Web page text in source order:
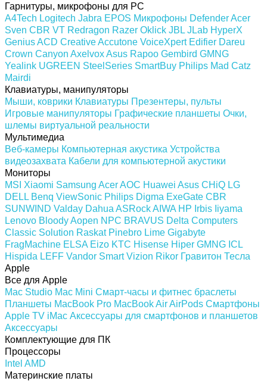
Гарнитуры, микрофоны для PC
A4Tech Logitech Jabra EPOS Микрофоны DefenderAcer
Sven CBR VT Redragon Razer Oklick JBL JLab HyperX
GeniusACD CreativeAccutone VoiceXpert Edifier Dareu
Crown Canyon AxelvoxAsus Rapoo Gembird GMNG
Yealink UGREEN SteelSeries SmartBuy Philips Mad Catz
Mairdi
Клавиатуры, манипуляторы
Мыши, коврики Клавиатуры Презентеры, пульты
Игровые манипуляторы Графические планшеты Очки,
шлемы виртуальной реальности
Мультимедиа
Веб-камеры Компьютерная акустика Устройства
видеозахвата Кабели для компьютерной акустики
Мониторы
MSI Xiaomi Samsung AcerAOC Huawei Asus CHiQ LG
DELL Benq ViewSonic Philips Digma ExeGate CBR
SUNWIND Valday Dahua ASRockAIWA HP Irbis Iiyama
Lenovo BloodyAopen NPC BRAVUS Delta Computers
Classic Solution Raskat Pinebro Lime Gigabyte
FragMachine ELSA Eizo KTC Hisense Hiper GMNG ICL
Hispida LEFF Vandor Smart Vizion Rikor Гравитон Тесла
Apple
Все для Apple
Mac Studio Mac Mini Смарт-часы и фитнес браслеты
Планшеты MacBook Pro MacBook AirAirPods Смартфоны
Apple TV iMac Аксессуары для смартфонов и планшетов
Аксессуары
Комплектующие для ПК
Процессоры
Intel AMD
Материнские платы